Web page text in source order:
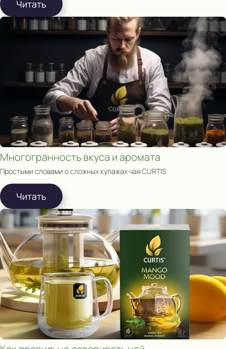
Читать
Многогранность вкуса и аромата
Простыми словами о сложных купажах чая CURTIS
Читать